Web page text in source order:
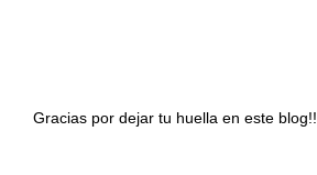
Gracias por dejar tu huella en este blog!!